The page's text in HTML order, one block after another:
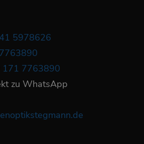
5978626
171 7763890
zu WhatsApp